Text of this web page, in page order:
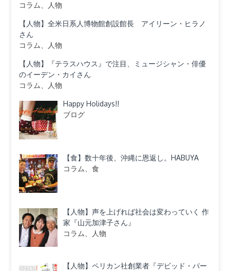
コラム、人物
【人物】全米日系人博物館創設館長 アイリーン・ヒラノ
さん
コラム、人物
【人物】『テラスハウス』で注目、ミュージシャン・俳優
のイーデン・カイさん
コラム、人物
Happy Holidays!!
ブログ
【食】数十年後、沖縄に恩返し。HABUYA
コラム、食
【人物】声を上げれば社会は変わっていく 作
家『山元加津子さん』
コラム、人物
【人物】ペリカン社創業者『デビッド・パー